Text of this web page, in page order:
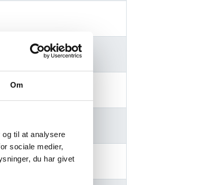
Om
til at analysere
sociale medier,
du har givet